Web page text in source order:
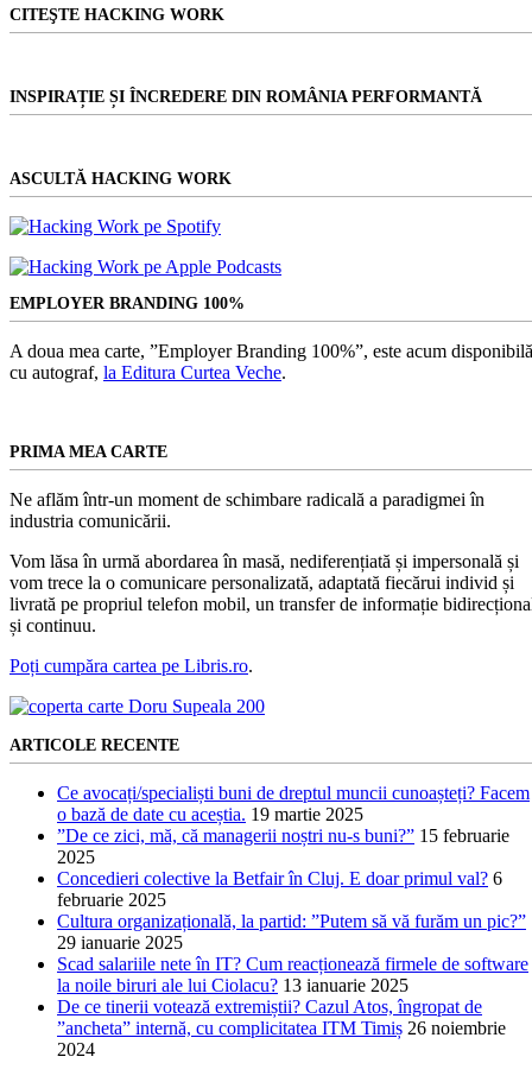
CITEŞTE HACKING WORK
INSPIRAȚIE ȘI ÎNCREDERE DIN ROMÂNIA PERFORMANTĂ
ASCULTĂ HACKING WORK
EMPLOYER BRANDING 100%
A doua mea carte, ”Employer Branding 100%”, este acum
cu autograf, la Editura Curtea Veche.
PRIMA MEA CARTE
Ne aflăm într-un moment de schimbare radicală a paradigmei în
industria comunicării.
Vom lăsa în urmă abordarea în masă, nediferențiată și impersonală și
vom trece la o comunicare personalizată, adaptată fiecărui individ și
livrată pe propriul telefon mobil, un transfer de informație
și continuu.
Poți cumpăra cartea pe Libris.ro.
ARTICOLE RECENTE
Ce avocați/specialiști buni de dreptul muncii cunoașteți? Facem
o bază de date cu aceștia. 19 martie 2025
”De ce zici, mă, că managerii noștri nu-s buni?” 15 februarie
2025
Concedieri colective la Betfair în Cluj. E doar primul val? 6
februarie 2025
Cultura organizațională, la partid: ”Putem să vă furăm un pic?”
29 ianuarie 2025
Scad salariile nete în IT? Cum reacționează firmele de software
la noile biruri ale lui Ciolacu? 13 ianuarie 2025
De ce tinerii votează extremiștii? Cazul Atos, îngropat de
”ancheta” internă, cu complicitatea ITM Timiș 26 noiembrie
2024